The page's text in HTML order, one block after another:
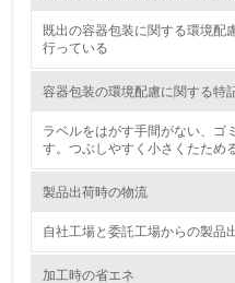
処理を行っている
減・リサイクル目標や計画を立
<L1> 「生物多様性保全」に関す
既出の容器包装に関する環境配
行っている
容器包装の環境配慮に関する特
ラベルをはがす手間がない、ゴ
す。つぶしやすく小さくたため
製品出荷時の物流
自社工場と委託工場からの製品
加工時の省エネ